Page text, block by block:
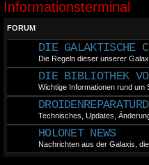
Informationsterminal
FORUM
DIE GALAKTISCHE
Die Regeln dieser unserer
DIE BIBLIOTHEK
Wichtige Informationen rund
Technisches, Updates,
HOLONET NEWS
Nachrichten aus der Galaxis,